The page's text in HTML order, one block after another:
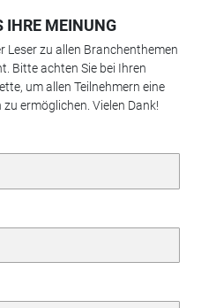
IHRE MEINUNG
Leser zu allen Branchenthemen
Bitte achten Sie bei Ihren
um allen Teilnehmern eine
ermöglichen. Vielen Dank!